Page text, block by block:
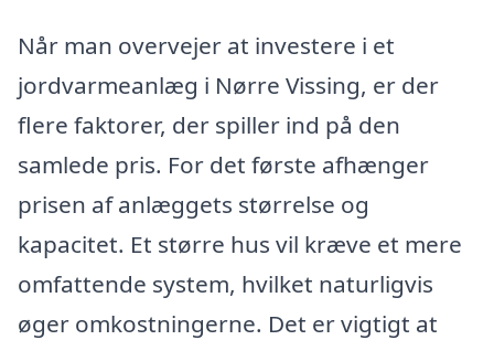
Når man overvejer at investere i et
jordvarmeanlæg i Nørre Vissing, er der
flere faktorer, der spiller ind på den
samlede pris. For det første afhænger
prisen af anlæggets størrelse og
kapacitet. Et større hus vil kræve et mere
omfattende system, hvilket naturligvis
øger omkostningerne. Det er vigtigt at